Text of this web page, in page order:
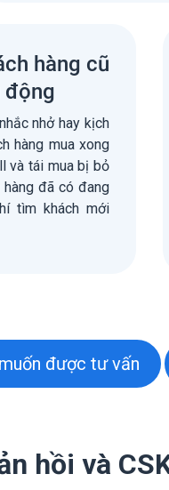
hàng cũ
động
nhở hay kịch
hàng mua xong
và tái mua bị bỏ
đã có đang
tìm khách mới
được tư vấn
hồi và